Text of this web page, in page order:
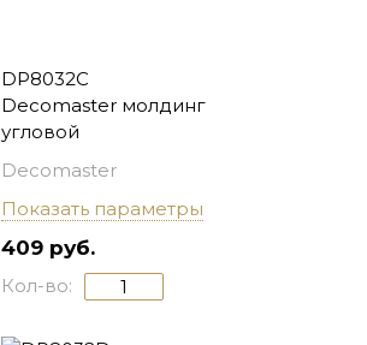
DP8032C
Decomaster молдинг
угловой
Decomaster
Показать параметры
409 руб.
Кол-во: